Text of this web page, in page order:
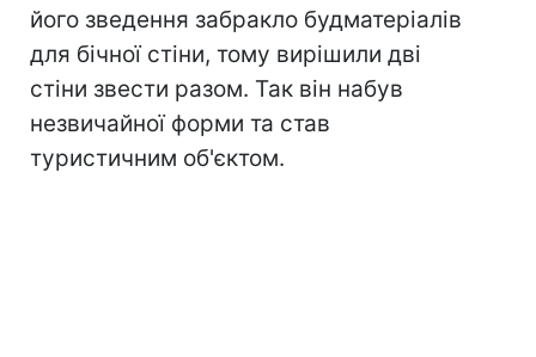
його зведення забракло будматеріалів
для бічної стіни, тому вирішили дві
стіни звести разом. Так він набув
незвичайної форми та став
туристичним об'єктом.